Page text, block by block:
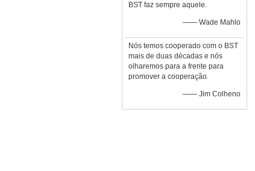
BST faz sempre aquele.
—— Wade Mahlo
Nós temos cooperado com o BST
mais de duas décadas e nós
olharemos para a frente para
promover a cooperação.
—— Jim Colheno